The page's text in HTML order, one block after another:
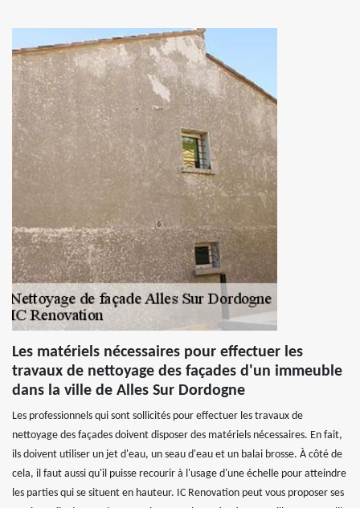
Les matériels nécessaires pour effectuer les
travaux de nettoyage des façades d'un immeuble
dans la ville de Alles Sur Dordogne
Les professionnels qui sont sollicités pour effectuer les travaux de
nettoyage des façades doivent disposer des matériels nécessaires. En fait,
ils doivent utiliser un jet d'eau, un seau d'eau et un balai brosse. À côté de
cela, il faut aussi qu'il puisse recourir à l'usage d'une échelle pour atteindre
les parties qui se situent en hauteur. IC Renovation peut vous proposer ses